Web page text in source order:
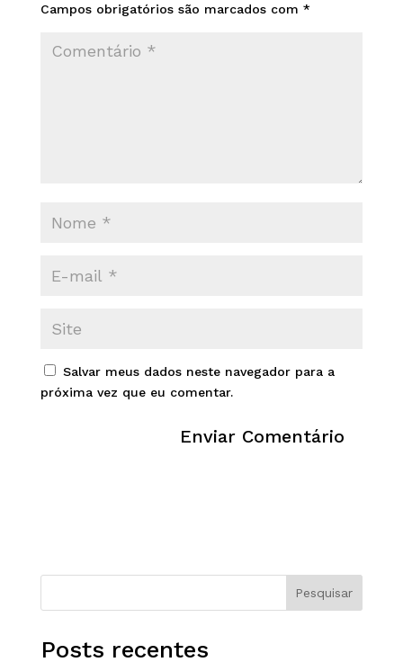
Campos obrigatórios são marcados com *
Salvar meus dados neste navegador para a
próxima vez que eu comentar.
Pesquisar
Posts recentes